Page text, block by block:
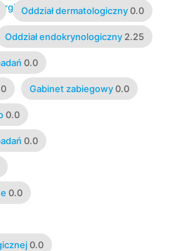
ogólnej 0.0
Oddział dermatologiczny 0.0
Oddział endokrynologiczny 2.25
0.0
Gabinet zabiegowy 0.0
0.0
0.0
0.0
0.0